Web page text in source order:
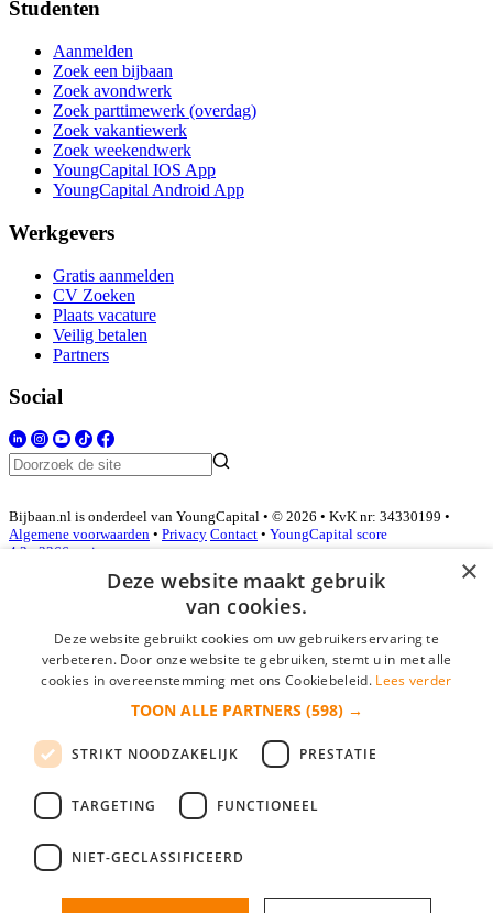
Studenten
Aanmelden
Zoek een bijbaan
Zoek avondwerk
Zoek parttimewerk (overdag)
Zoek vakantiewerk
Zoek weekendwerk
YoungCapital IOS App
YoungCapital Android App
Werkgevers
Gratis aanmelden
CV Zoeken
Plaats vacature
Veilig betalen
Partners
Social
Bijbaan.nl is onderdeel van YoungCapital • © 2026 • KvK nr: 34330199 •
Algemene voorwaarden • Privacy Contact • YoungCapital score
4.3 - 3366 reviews
Inloggen als bedrijf
*
login gegevens onthouden
login
Bedrijf aanmelden
×
Deze website maakt gebruik
van cookies.
Deze website gebruikt cookies om uw gebruikerservaring te
verbeteren. Door onze website te gebruiken, stemt u in met alle
cookies in overeenstemming met ons Cookiebeleid. Lees verder
TOON ALLE PARTNERS (598) →
STRIKT NOODZAKELIJK PRESTATIE
TARGETING FUNCTIONEEL
NIET-GECLASSIFICEERD